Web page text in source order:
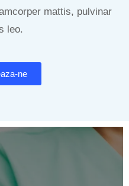
mattis, pulvinar
leo.
ne